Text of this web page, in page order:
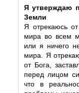
Я утверждаю
Земли
Я отрекаюсь от
мира во всем
или я ничего
мира. Я
от Бога,
перед лицом
что в